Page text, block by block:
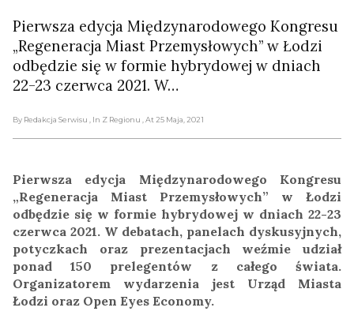
Pierwsza edycja Międzynarodowego Kongresu
„Regeneracja Miast Przemysłowych” w Łodzi
odbędzie się w formie hybrydowej w dniach
22-23 czerwca 2021. W…
By Redakcja Serwisu , In Z Regionu , At 25 Maja, 2021
Pierwsza edycja Międzynarodowego Kongresu
„Regeneracja Miast Przemysłowych” w Łodzi
odbędzie się w formie hybrydowej w dniach 22-23
czerwca 2021. W debatach, panelach dyskusyjnych,
potyczkach oraz prezentacjach weźmie udział
ponad 150 prelegentów z całego świata.
Organizatorem wydarzenia jest Urząd Miasta
Łodzi oraz Open Eyes Economy.